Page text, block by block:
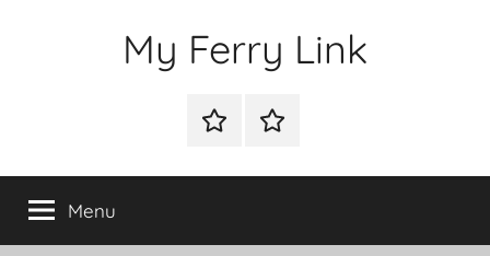
My Ferry Link
Sklep Blog
Menu